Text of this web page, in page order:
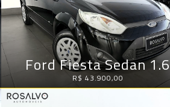
Ford Fiesta Sedan 1.6
R$ 43.900,00